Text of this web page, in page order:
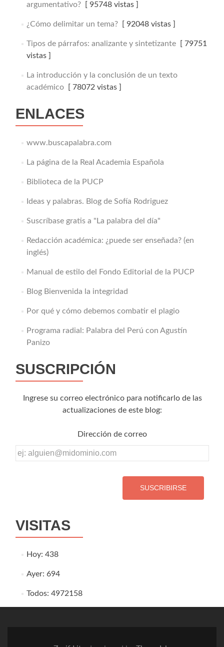
argumentativo?[ 95748 vistas ]
¿Cómo delimitar un tema?[ 92048 vistas ]
Tipos de párrafos: analizante y sintetizante[ 79751
vistas ]
La introducción y la conclusión de un texto
académico[ 78072 vistas ]
ENLACES
www.buscapalabra.com
La página de la Real Academia Española
Biblioteca de la PUCP
Ideas y palabras. Blog de Sofía Rodriguez
Suscríbase gratis a "La palabra del día"
Redacción académica: ¿puede ser enseñada? (en
inglés)
Manual de estilo del Fondo Editorial de la PUCP
Blog Bienvenida la integridad
Por qué y cómo debemos combatir el plagio
Programa radial: Palabra del Perú con Agustín
Panizo
SUSCRIPCIÓN
Ingrese su correo electrónico para notificarlo de las
actualizaciones de este blog:
Dirección de correo
Dirección
de
correo
VISITAS
Hoy: 438
Ayer: 694
Todos: 4972158